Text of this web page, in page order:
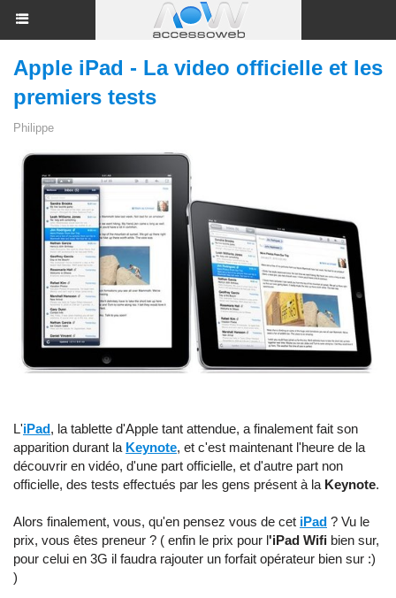
Apple iPad - La video officielle et les
premiers tests
Philippe
L'iPad, la tablette d'Apple tant attendue, a finalement fait son
apparition durant la Keynote, et c'est maintenant l'heure de la
découvrir en vidéo, d'une part officielle, et d'autre part non
officielle, des tests effectués par les gens présent à la Keynote.
Alors finalement, vous, qu'en pensez vous de cet iPad ? Vu le
prix, vous êtes preneur ? ( enfin le prix pour l'iPad Wifi bien sur,
pour celui en 3G il faudra rajouter un forfait opérateur bien sur :)
)